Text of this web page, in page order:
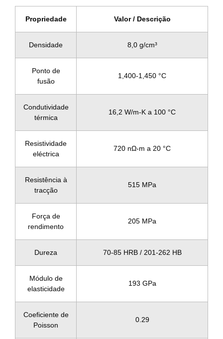
Propriedade Valor / Descrição
Densidade 8,0 g/cm³
Ponto de
fusão
1,400-1,450 °C
Condutividade
térmica
16,2 W/m-K a 100 °C
Resistividade
eléctrica
720 nΩ-m a 20 °C
Resistência à
tracção
515 MPa
Força de
rendimento
205 MPa
Dureza 70-85 HRB / 201-262 HB
Módulo de
elasticidade
193 GPa
Coeficiente de
Poisson
0.29